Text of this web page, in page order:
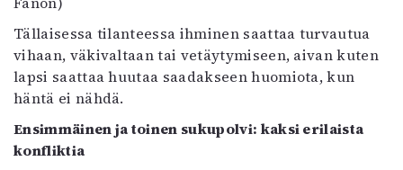
Tällaisessa tilanteessa ihminen saattaa turvautua
vihaan, väkivaltaan tai vetäytymiseen, aivan kuten
lapsi saattaa huutaa saadakseen huomiota, kun
häntä ei nähdä.
Ensimmäinen ja toinen sukupolvi: kaksi erilaista
konfliktia